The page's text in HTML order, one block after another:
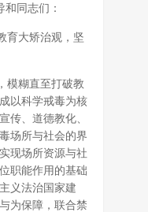
同志们：
育大矫治观，坚
模糊直至打破教
以科学戒毒为核
传、道德教化、
场所与社会的界
现场所资源与社
职能作用的基础
义法治国家建
为保障，联合禁